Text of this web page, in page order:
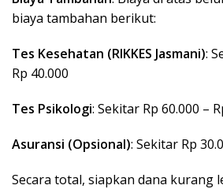
biaya tambahan berikut:
Tes Kesehatan (RIKKES Jasmani):
Rp 40.000
Tes Psikologi: Sekitar Rp 60.000 –
Asuransi (Opsional): Sekitar Rp
Secara total, siapkan dana kurang